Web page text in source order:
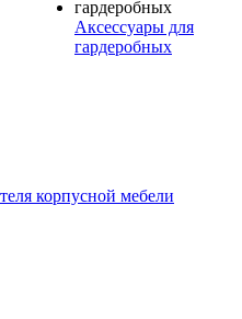
Аксессуары для
гардеробных